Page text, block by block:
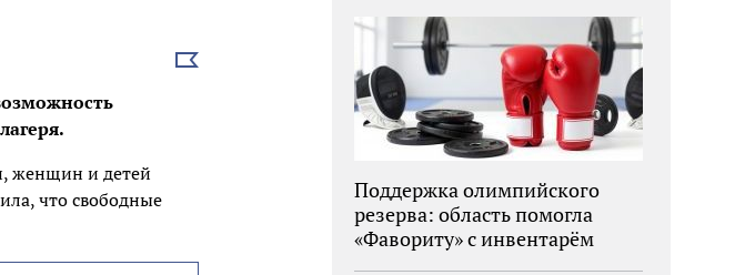
Выбрать
женщин и детей
что свободные
Поддержка олимпийского
резерва: область помогла
«Фавориту» с инвентарём